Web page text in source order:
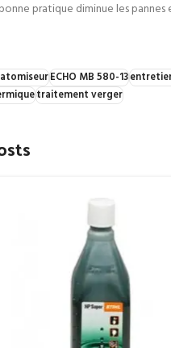
pratique diminue les
ECHO MB 580-13
traitement verger